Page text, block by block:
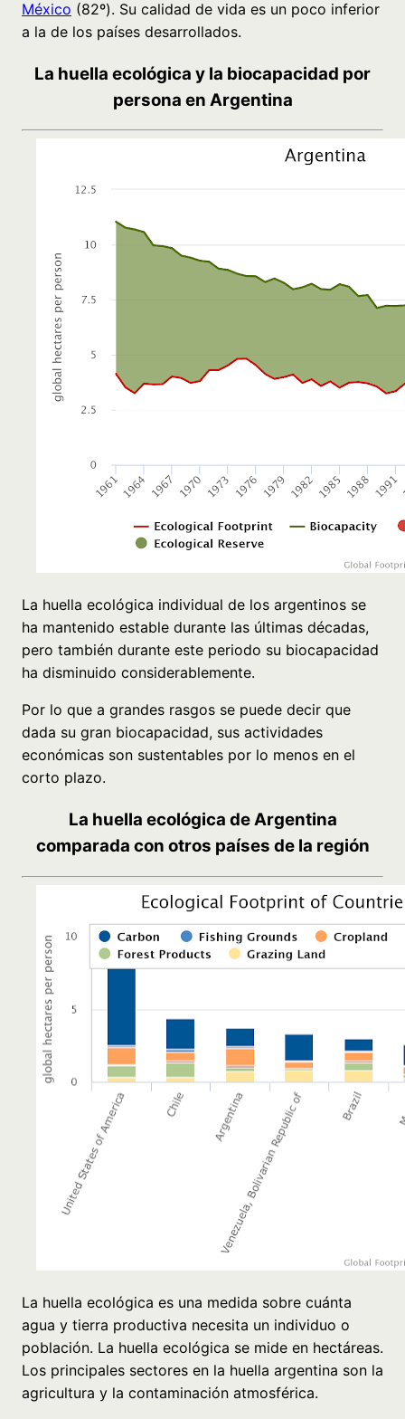
México (82º). Su calidad de vida es un poco inferior
a la de los países desarrollados.
La huella ecológica y la biocapacidad por
persona en Argentina
La huella ecológica individual de los argentinos se
ha mantenido estable durante las últimas décadas,
pero también durante este periodo su biocapacidad
ha disminuido considerablemente.
Por lo que a grandes rasgos se puede decir que
dada su gran biocapacidad, sus actividades
económicas son sustentables por lo menos en el
corto plazo.
La huella ecológica de Argentina
comparada con otros países de la región
La huella ecológica es una medida sobre cuánta
agua y tierra productiva necesita un individuo o
población. La huella ecológica se mide en hectáreas.
Los principales sectores en la huella argentina son la
agricultura y la contaminación atmosférica.